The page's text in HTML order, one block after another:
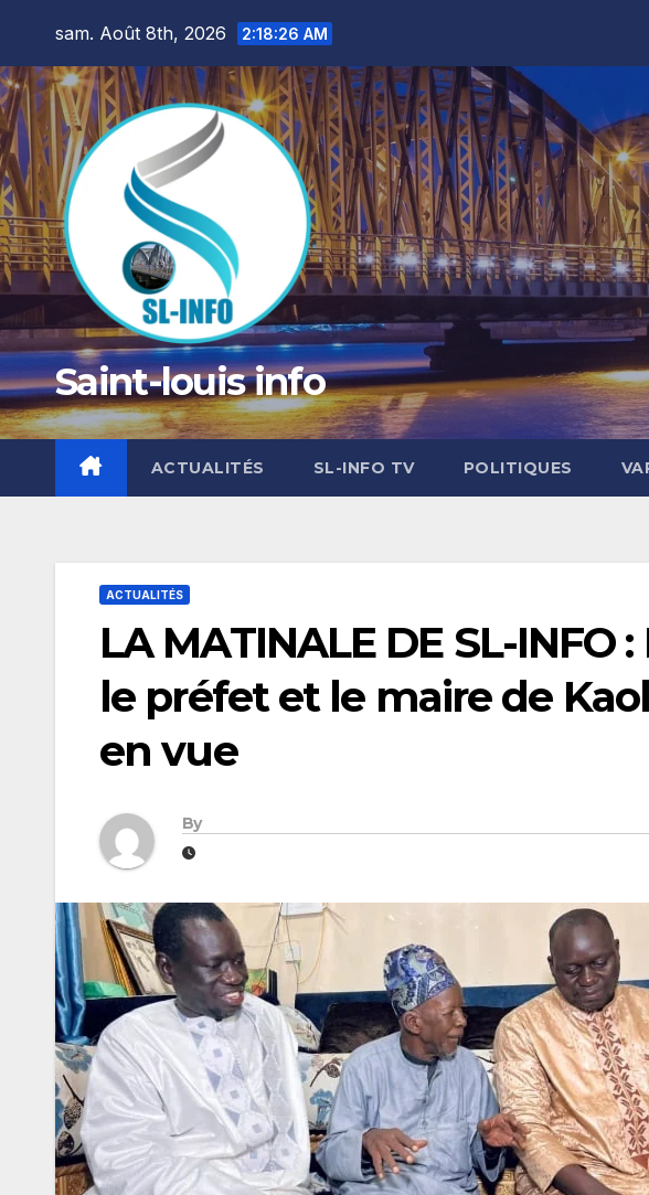
content
sam. Août 8th, 2026 2:18:27 AM
Saint-louis info
ACTUALITÉS SL-INFO TV POLITIQUES
ACTUALITÉS
LA MATINALE DE SL-INFO
le préfet et le maire de
en vue
By